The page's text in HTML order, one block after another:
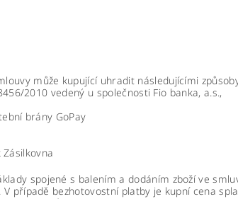
může kupující uhradit následujícími
2010 vedený u společnosti Fio banka, a.s.,
brány GoPay
spojené s balením a dodáním zboží ve
případě bezhotovostní platby je kupní cena